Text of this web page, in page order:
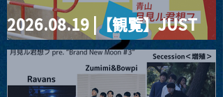
2026.08.19 |【観覧】JUST
RIGHT!! vol.27